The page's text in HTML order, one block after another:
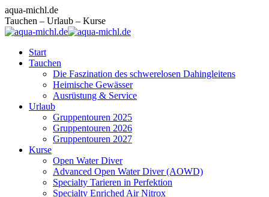
Zum
Inhalt
springen
Facebook
page
opens
new
window
Instagram
page
opens
new
window
E-
Mail
page
new
aqua-michl.de
Tauchen – Urlaub – Kurse
Start
Tauchen
Die Faszination des schwerelosen Dahingleitens
Heimische Gewässer
Ausrüstung & Service
Urlaub
Gruppentouren 2025
Gruppentouren 2026
Gruppentouren 2027
Kurse
Open Water Diver
Advanced Open Water Diver (AOWD)
Specialty Tarieren in Perfektion
Specialty Enriched Air Nitrox